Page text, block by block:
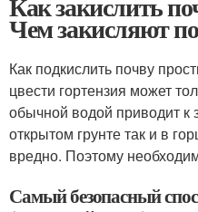
Чем закисляют
Как подкислить почву
цвести гортензия может
обычной водой приводит
открытом грунте так и в
вредно. Поэтому
Самый безопасный